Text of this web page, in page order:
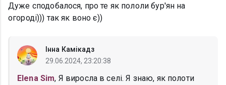
Дуже сподобалося, про те як пололи бур'ян на
огороді))) так як воно є))
Інна Камікадз
29.06.2024, 23:20:38
Elena Sim, Я виросла в селі. Я знаю, як полоти